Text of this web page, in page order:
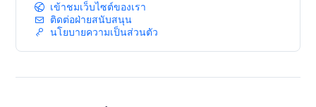
เข้าชมเว็บไซต์ของเรา
ติดต่อฝ่ายสนับสนุน
นโยบายความเป็นส่วนตัว